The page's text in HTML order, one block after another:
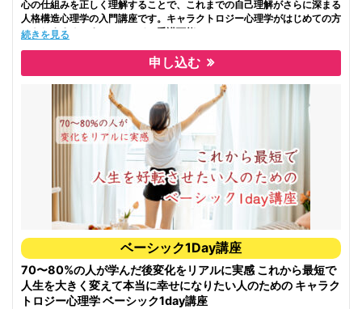
心の仕組みを正しく理解することで、これまでの自己理解がさらに深まる
人格構造心理学の入門講座です。キャラクトロジー心理学がはじめての方
にもおすすめです。オンライン受講可能。
alohaaina730@gmail.com
続きを見る
申し込む
ベーシック1Day講座
70〜80%の人が学んだ後変化をリアルに実感 これから最短で
人生を大きく変えて本当に幸せになりたい人のための キャラク
トロジー心理学 ベーシック1day講座